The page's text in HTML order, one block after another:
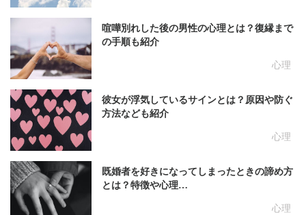
心理
喧嘩別れした後の男性の心理とは？復縁まで
の手順も紹介
心理
彼女が浮気しているサインとは？原因や防ぐ
方法なども紹介
心理
既婚者を好きになってしまったときの諦め方
とは？特徴や心理…